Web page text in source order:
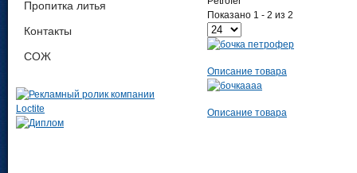
Пропитка литья
Контакты
СОЖ
Показано 1 - 2 из 2
Описание товара
Описание товара